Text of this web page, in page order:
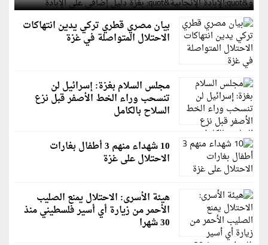
بيان مصري قطري تركي يدين انتهاكات
الاحتلال المتواصلة في غزة
مجلس السلام بغزة: إسرائيل لن
تنسحب وراء الخط الأصفر قبل نزع
السلاح بالكامل
10 شهداء منهم 3 أطفال بغارات
الاحتلال على غزة
هيئة الأسرى: الاحتلال يمنع الصليب
الأحمر من زيارة أي أسير فلسطيني منذ
30 شهرا